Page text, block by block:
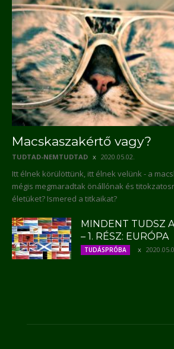
Macskaszakértő vagy?
TUDTAD-NEMTUDTAD 2020.05.02.
Itt élnek körülöttünk, itt élnek velünk - a
mégis megmaradtak önállónak és
életüket? Ismered a titkaikat?
MINDENT TUDSZ
– 1. RÉSZ: EURÓPA
TUDÁSPRÓBA